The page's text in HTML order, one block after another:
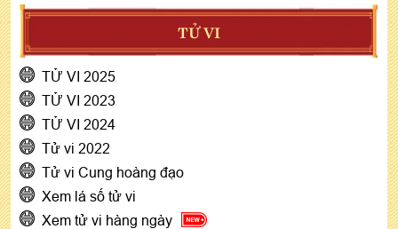
TỬ VI
TỬ VI 2025
TỬ VI 2023
TỬ VI 2024
Tử vi 2022
Tử vi Cung hoàng đạo
Xem lá số tử vi
Xem tử vi hàng ngày